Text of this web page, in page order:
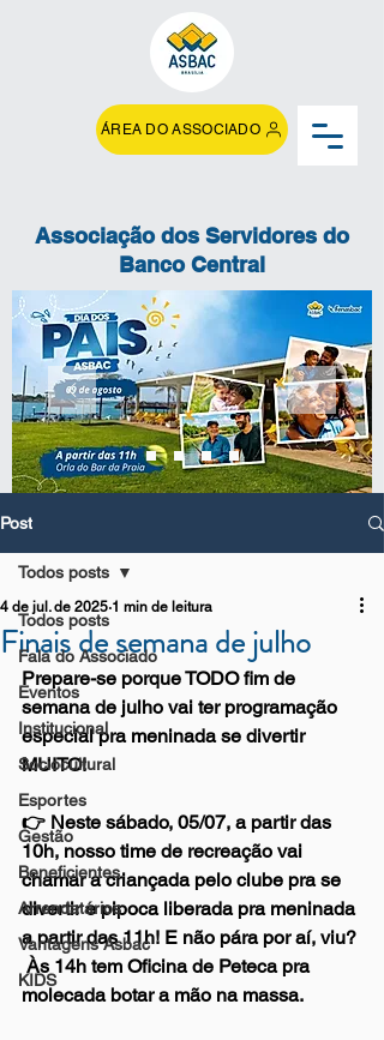
ÁREA DO ASSOCIADO
Associação dos Servidores do
Banco Central
Post
Todos posts
Fala do Associado
Eventos
Institucional
Sociocultural
Esportes
Gestão
Beneficientes
Arrendatários
Vantagens Asbac
KIDS
Todos posts
Finais de semana de julho
4 de jul. de 2025 1 min de leitura
Prepare-se porque TODO fim de
semana de julho vai ter programação
especial pra meninada se divertir
MUITO!
👉 Neste sábado, 05/07, a partir das
10h, nosso time de recreação vai
chamar a criançada pelo clube pra se
divertir e pipoca liberada pra meninada
a partir das 11h! E não pára por aí, viu?
Às 14h tem Oficina de Peteca pra
molecada botar a mão na massa.